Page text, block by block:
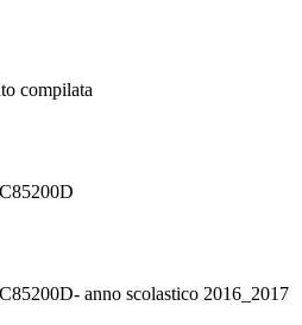
compilata
anno scolastico 2016_2017